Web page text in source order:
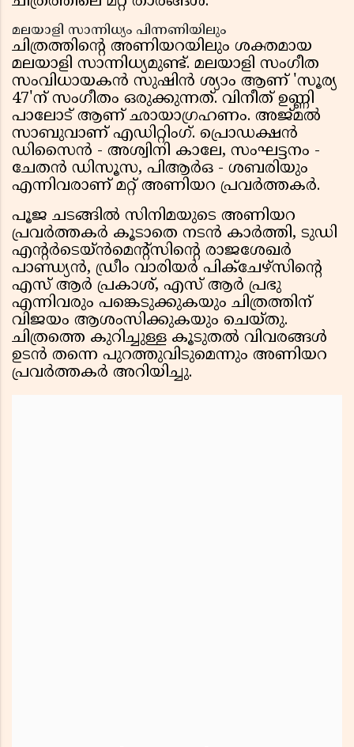
മലയാളി സാന്നിധ്യം പിന്നണിയിലും
ചിത്രത്തിൻ്റെ അണിയറയിലും ശക്തമായ
മലയാളി സാന്നിധ്യമുണ്ട്. മലയാളി സംഗീത
സംവിധായകൻ സുഷിൻ ശ്യാം ആണ് 'സൂര്യ
47'ന് സംഗീതം ഒരുക്കുന്നത്. വിനീത് ഉണ്ണി
പാലോട് ആണ് ഛായാഗ്രഹണം. അജ്മൽ
സാബുവാണ് എഡിറ്റിംഗ്. പ്രൊഡക്ഷൻ
ഡിസൈൻ - അശ്വിനി കാലേ, സംഘട്ടനം -
ചേതൻ ഡിസൂസ, പിആർഒ - ശബരിയും
എന്നിവരാണ് മറ്റ് അണിയറ പ്രവർത്തകർ.
പൂജ ചടങ്ങിൽ സിനിമയുടെ അണിയറ
പ്രവർത്തകർ കൂടാതെ നടൻ കാർത്തി, ടുഡി
എൻ്റർടെയ്ൻമെൻ്റ്‌സിൻ്റെ രാജശേഖർ
പാണ്ഡ്യൻ, ഡ്രീം വാരിയർ പിക്ചേഴ്സിൻ്റെ
എസ് ആർ പ്രകാശ്, എസ് ആർ പ്രഭു
എന്നിവരും പങ്കെടുക്കുകയും ചിത്രത്തിന്
വിജയം ആശംസിക്കുകയും ചെയ്തു.
ചിത്രത്തെ കുറിച്ചുള്ള കൂടുതൽ വിവരങ്ങൾ
ഉടൻ തന്നെ പുറത്തുവിടുമെന്നും അണിയറ
പ്രവർത്തകർ അറിയിച്ചു.